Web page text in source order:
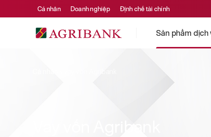
Cá nhân Doanh nghiệp Định chế tài chính
Sản phẩm dịch